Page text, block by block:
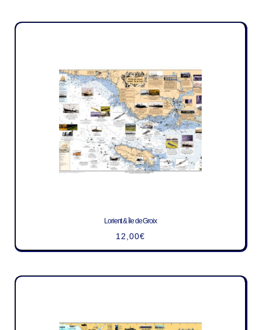
Lorient & île de Groix
12,00€